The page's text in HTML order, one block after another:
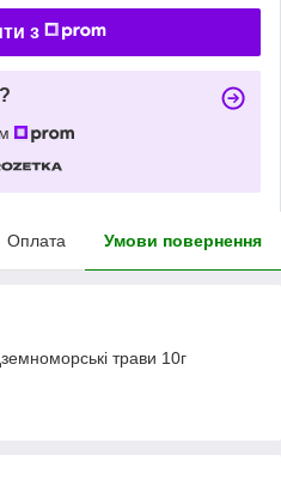
з
Оплата Умови повернення
трави 10г